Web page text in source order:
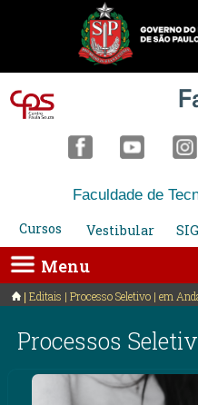
Faculdade de
Cursos
Vestibular
Menu
Editais | Processo Seletivo | em
Processos